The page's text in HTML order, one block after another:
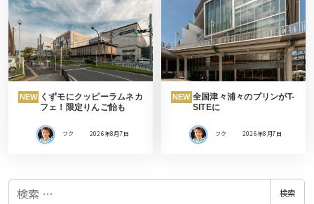
NEW くずモにクッピーラムネカ
フェ！限定りんご飴も
フク 2026年8月7日
NEW 全国津々浦々のプリンがT-
SITEに
フク 2026年8月7日
検
検索